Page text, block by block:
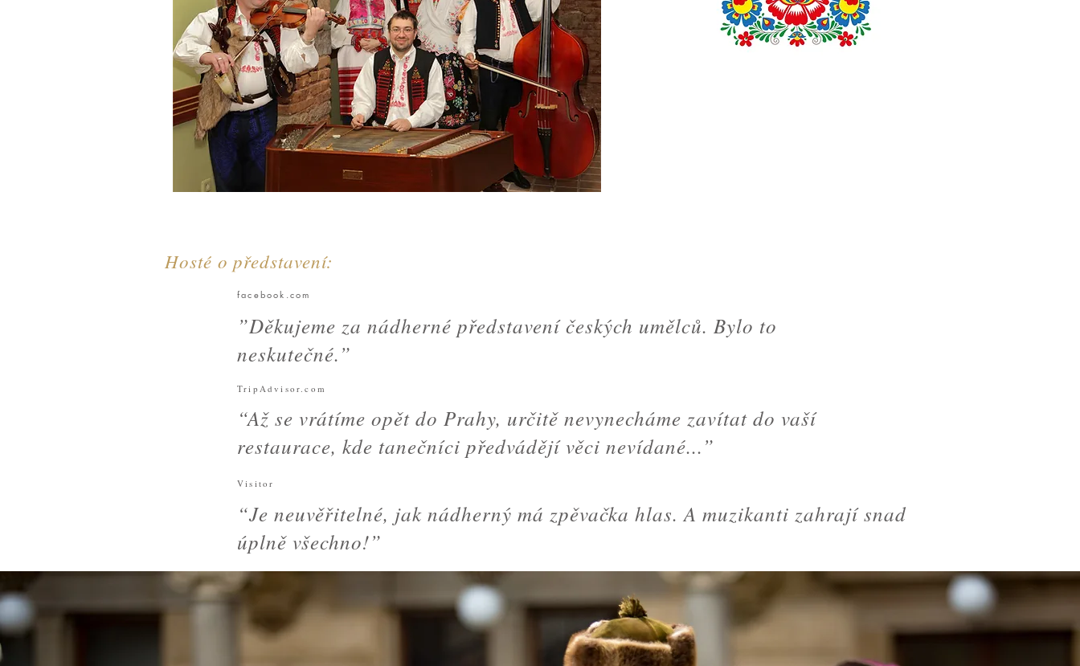
Hosté o představení:
facebook.com
”Děkujeme za nádherné představení českých umělců. Bylo to
neskutečné.”
TripAdvisor.com
“Až se vrátíme opět do Prahy, určitě nevynecháme zavítat do vaší
restaurace, kde tanečníci předvádějí věci nevídané...”
Visitor
“Je neuvěřitelné, jak nádherný má zpěvačka hlas. A muzikanti zahrají snad
úplně všechno!”